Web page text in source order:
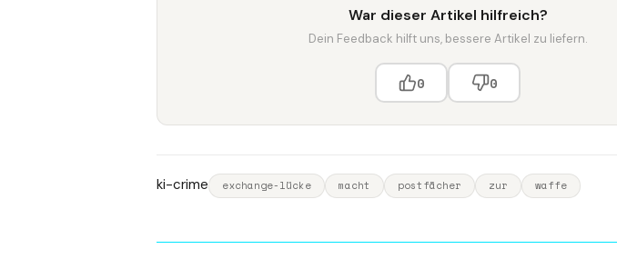
War dieser Artikel hilfreich?
Dein Feedback hilft uns, bessere Artikel zu liefern.
0 0
ki-crime exchange-lücke macht postfächer zur waffe